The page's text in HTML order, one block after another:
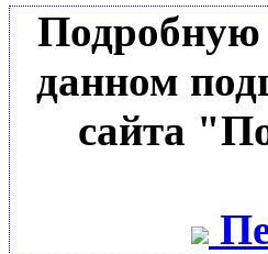
Подробную
данном
сайта